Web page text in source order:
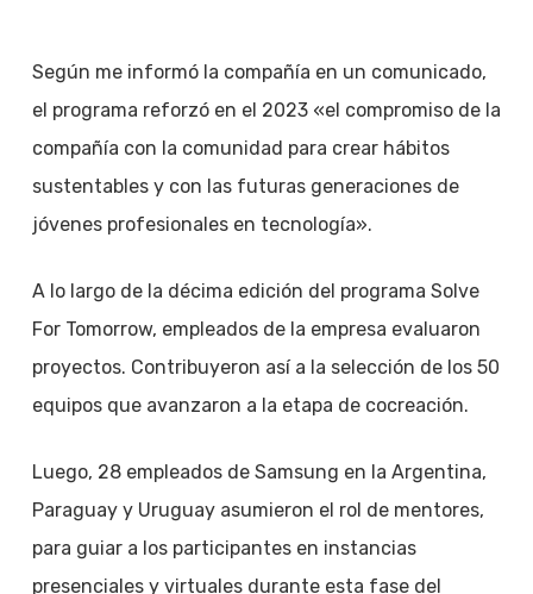
Según me informó la compañía en un comunicado,
el programa reforzó en el 2023 «el compromiso de la
compañía con la comunidad para crear hábitos
sustentables y con las futuras generaciones de
jóvenes profesionales en tecnología».
A lo largo de la décima edición del programa Solve
For Tomorrow, empleados de la empresa evaluaron
proyectos. Contribuyeron así a la selección de los 50
equipos que avanzaron a la etapa de cocreación.
Luego, 28 empleados de Samsung en la Argentina,
Paraguay y Uruguay asumieron el rol de mentores,
para guiar a los participantes en instancias
presenciales y virtuales durante esta fase del